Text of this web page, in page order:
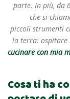
parte. In più, da
che si
piccoli strumenti
la terra: ospitare
cucinare con mia
Cosa ti ha